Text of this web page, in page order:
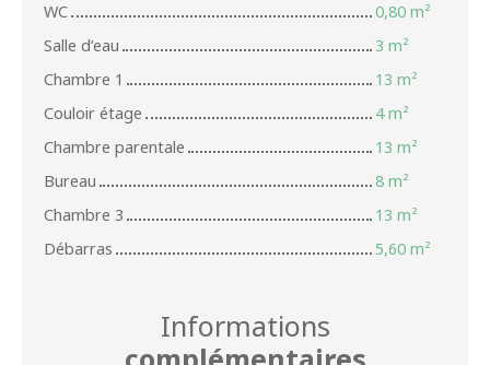
WC
0,80 m²
Salle d’eau
3 m²
Chambre 1
13 m²
Couloir étage
4 m²
Chambre parentale
13 m²
Bureau
8 m²
Chambre 3
13 m²
Débarras
5,60 m²
Informations